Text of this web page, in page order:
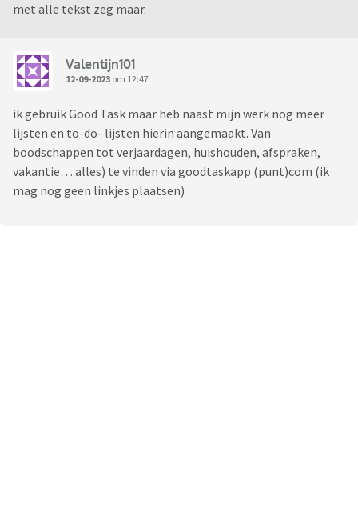
met alle tekst zeg maar.
Valentijn101
12-09-2023 om 12:47
ik gebruik Good Task maar heb naast mijn werk nog meer
lijsten en to-do- lijsten hierin aangemaakt. Van
boodschappen tot verjaardagen, huishouden, afspraken,
vakantie… alles) te vinden via goodtaskapp (punt)com (ik
mag nog geen linkjes plaatsen)